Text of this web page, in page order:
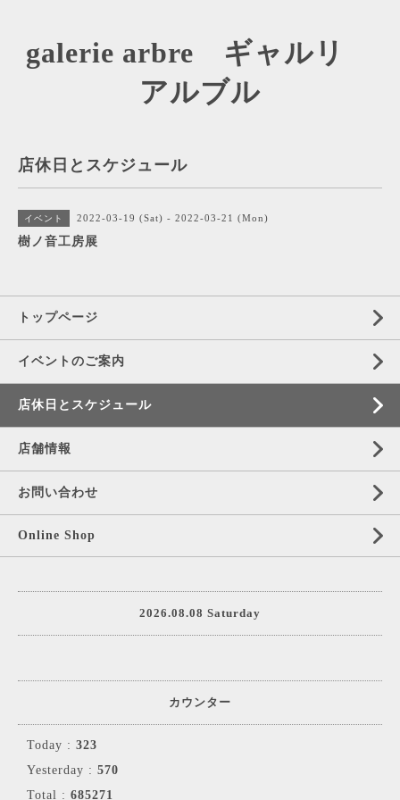
galerie arbre ギャルリ
アルブル
店休日とスケジュール
イベント 2022-03-19 (Sat) - 2022-03-21 (Mon)
樹ノ音工房展
トップページ
イベントのご案内
店休日とスケジュール
店舗情報
お問い合わせ
Online Shop
2026.08.08 Saturday
カウンター
Today : 323
Yesterday : 570
Total : 685271